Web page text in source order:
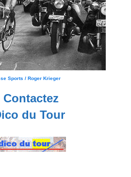
Sports / Roger Krieger
Contactez
du Tour